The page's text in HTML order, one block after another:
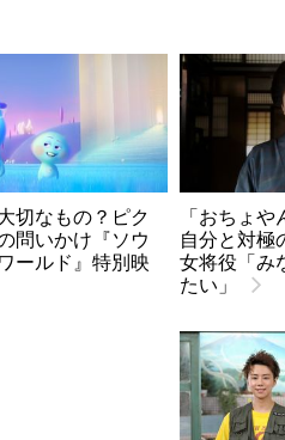
切なもの？ピク
問いかけ『ソウ
ールド』特別映
「おちょや
自分と対極
女将役「み
たい」